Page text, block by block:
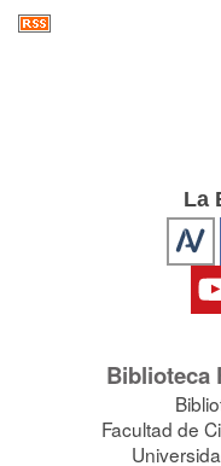
La
Biblioteca
Facultad de